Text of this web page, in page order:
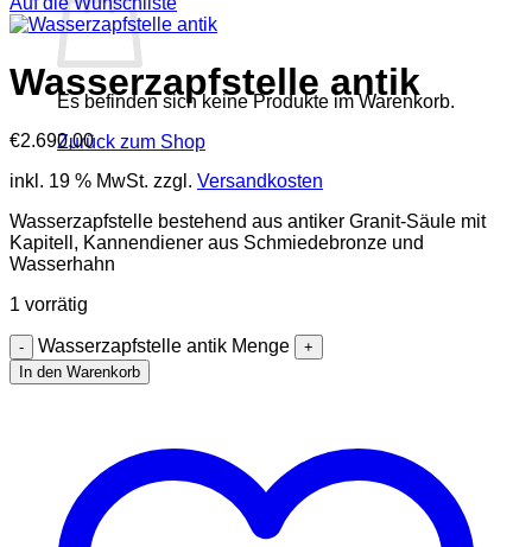
Es befinden sich keine Produkte im Warenkorb.
Zurück zum Shop
Wasserzapfstelle antik
€2.690,00
inkl. 19 % MwSt. zzgl. Versandkosten
Wasserzapfstelle bestehend aus antiker Granit-Säule mit
Kapitell, Kannendiener aus Schmiedebronze und
Wasserhahn
1 vorrätig
Wasserzapfstelle antik Menge
In den Warenkorb